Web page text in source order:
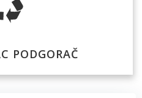
PODGORAČ